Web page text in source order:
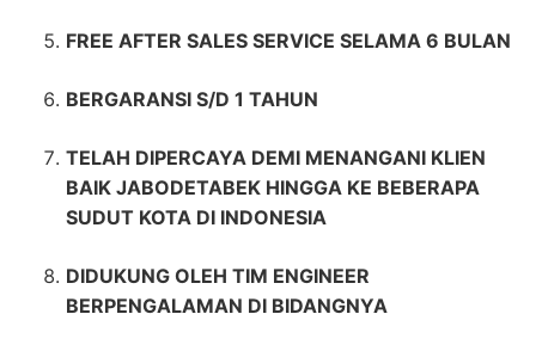
FREE AFTER SALES SERVICE SELAMA 6 BULAN
BERGARANSI S/D 1 TAHUN
TELAH DIPERCAYA DEMI MENANGANI KLIEN
BAIK JABODETABEK HINGGA KE BEBERAPA
SUDUT KOTA DI INDONESIA
DIDUKUNG OLEH TIM ENGINEER
BERPENGALAMAN DI BIDANGNYA